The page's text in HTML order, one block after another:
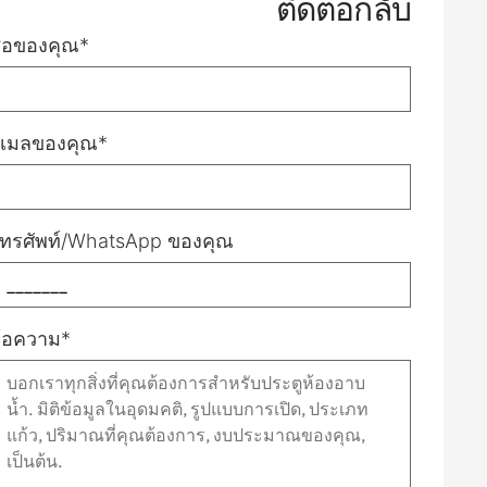
ติดต่อกลับ
ของคุณ*
มลของคุณ*
รศัพท์/WhatsApp ของคุณ
ความ*